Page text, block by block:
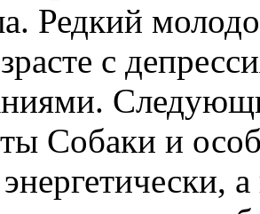
Редкий
с
Собаки и